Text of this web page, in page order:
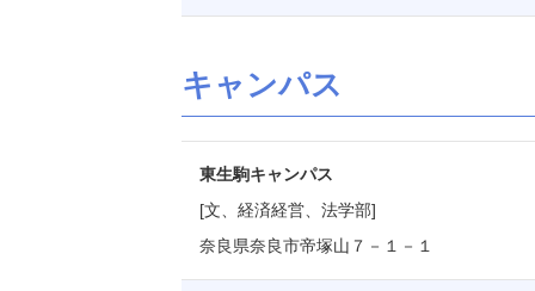
キャンパス
東生駒キャンパス
[文、経済経営、法学部]
奈良県奈良市帝塚山７－１－１